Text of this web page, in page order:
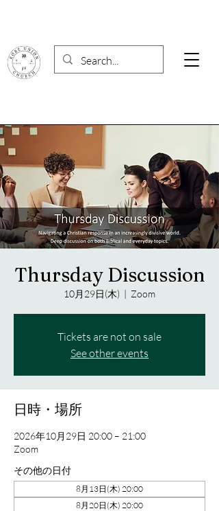
Thursday Discussion
10月29日(木)
  |
Zoom
Tickets are not on sale
See other events
日時・場所
2026年10月29日 20:00 – 21:00
Zoom
その他の日付
8月13日(木) 20:00
8月20日(木) 20:00